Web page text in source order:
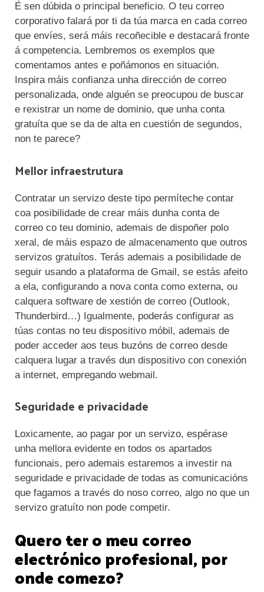
É sen dúbida o principal beneficio. O teu correo
corporativo falará por ti da túa marca en cada correo
que envíes, será máis recoñecible e destacará fronte
á competencia. Lembremos os exemplos que
comentamos antes e poñámonos en situación.
Inspira máis confianza unha dirección de correo
personalizada, onde alguén se preocupou de buscar
e rexistrar un nome de dominio, que unha conta
gratuíta que se da de alta en cuestión de segundos,
non te parece?
Mellor infraestrutura
Contratar un servizo deste tipo permíteche contar
coa posibilidade de crear máis dunha conta de
correo co teu dominio, ademais de dispoñer polo
xeral, de máis espazo de almacenamento que outros
servizos gratuítos. Terás ademais a posibilidade de
seguir usando a plataforma de Gmail, se estás afeito
a ela, configurando a nova conta como externa, ou
calquera software de xestión de correo (Outlook,
Thunderbird…) Igualmente, poderás configurar as
túas contas no teu dispositivo móbil, ademais de
poder acceder aos teus buzóns de correo desde
calquera lugar a través dun dispositivo con conexión
a internet, empregando webmail.
Seguridade e privacidade
Loxicamente, ao pagar por un servizo, espérase
unha mellora evidente en todos os apartados
funcionais, pero ademais estaremos a investir na
seguridade e privacidade de todas as comunicacións
que fagamos a través do noso correo, algo no que un
servizo gratuíto non pode competir.
Quero ter o meu correo
electrónico profesional, por
onde comezo?